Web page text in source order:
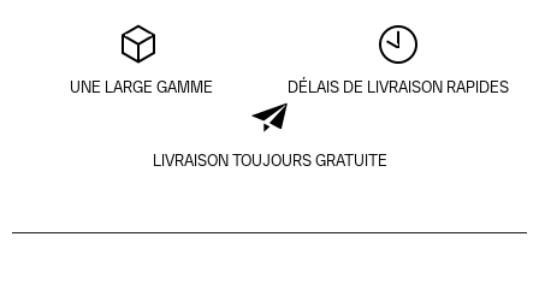
UNE LARGE GAMME DÉLAIS DE LIVRAISON RAPIDES
LIVRAISON TOUJOURS GRATUITE